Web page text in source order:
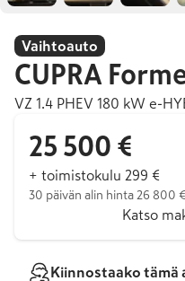
Vaihtoauto
CUPRA
VZ 1.4 PHEV 180 kW e-
25 500 €
+ toimistokulu 299 €
30 päivän alin hinta 26 800 €
Katso
Kiinnostaako tämä